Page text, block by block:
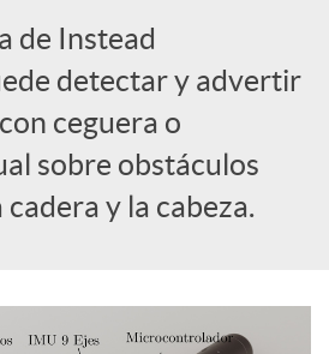
de Instead
detectar y advertir
ceguera o
sobre obstáculos
y la cabeza.